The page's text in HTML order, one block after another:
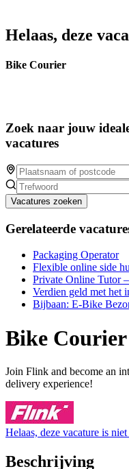
Helaas, deze
Bike Courier
Zoek naar jouw
vacatures
Vacatures zoeken
Gerelateerde
Packaging Operator
Flexible online side
Private Online Tutor
Verdien geld met het
Bijbaan: E-Bike
Bike Courier
Join Flink and become an
delivery experience!
Helaas, deze vacature is
Beschrijving